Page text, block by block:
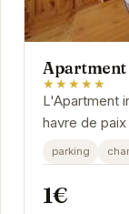
Apartment
★★★★★
L'Apartment
havre de
pleinement
balcon...
parking
1€